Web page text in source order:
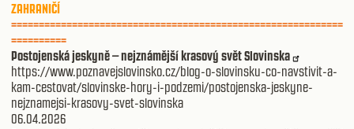
ZAHRANIČÍ
============================================================
==========
Postojenská jeskyně – nejznámější krasový svět Slovinska
https://www.poznavejslovinsko.cz/blog-o-slovinsku-co-navstivit-a-
kam-cestovat/slovinske-hory-i-podzemi/postojenska-jeskyne-
nejznamejsi-krasovy-svet-slovinska
06.04.2026